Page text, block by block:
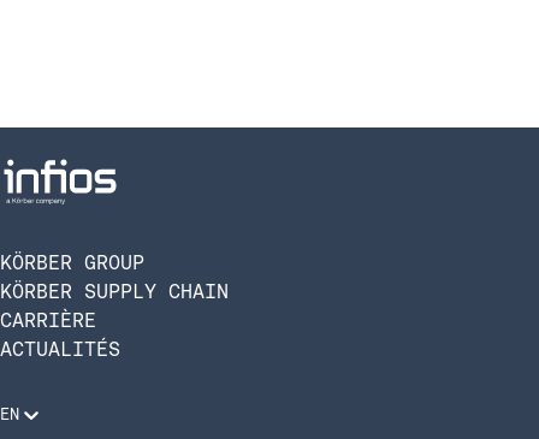
KÖRBER GROUP
KÖRBER SUPPLY CHAIN
CARRIÈRE
ACTUALITÉS
EN